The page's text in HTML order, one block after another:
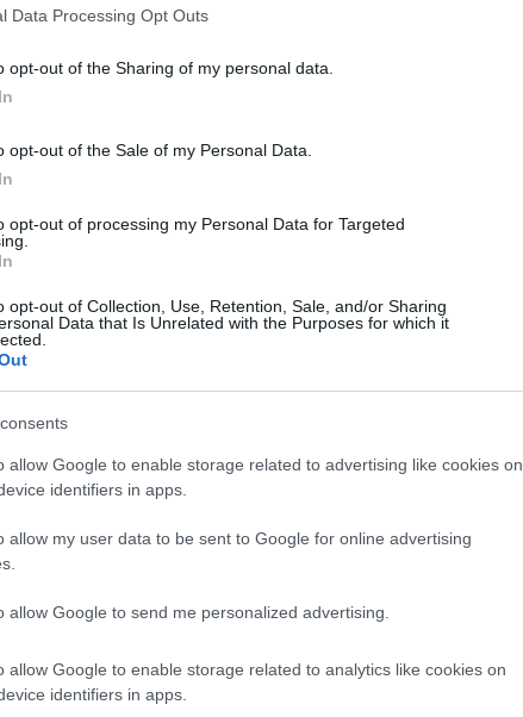
Data Processing Opt Outs
opt-out of the Sharing of my personal data.
opt-out of the Sale of my Personal Data.
opt-out of processing my Personal Data for Targeted
opt-out of Collection, Use, Retention, Sale, and/or Sharing
Data that Is Unrelated with the Purposes for which it
allow Google to enable storage related to advertising like cookies on
identifiers in apps.
allow my user data to be sent to Google for online advertising
allow Google to send me personalized advertising.
allow Google to enable storage related to analytics like cookies on
identifiers in apps.
nella sezioneLogindal menù del sito o
di GalluraOggi.it
i tuoi video e le tue foto
+39 345 356 7512
news da